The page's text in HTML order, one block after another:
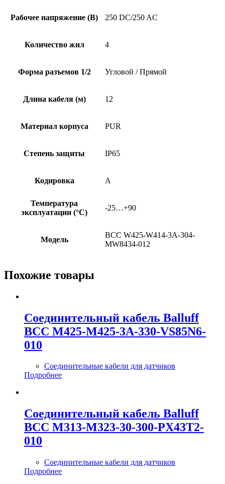
Рабочее напряжение (В) 250 DC/250 AC
Количество жил 4
Форма разъемов 1/2 Угловой / Прямой
Длина кабеля (м) 12
Материал корпуса PUR
Степень защиты IP65
Кодировка A
Температура
эксплуатации (°C)
-25…+90
Модель
BCC W425-W414-3A-304-
MW8434-012
Похожие товары
Соединительный кабель Balluff
BCC M425-M425-3A-330-VS85N6-
010
Соединительные кабели для датчиков
Подробнее
Соединительный кабель Balluff
BCC M313-M323-30-300-PX43T2-
010
Соединительные кабели для датчиков
Подробнее